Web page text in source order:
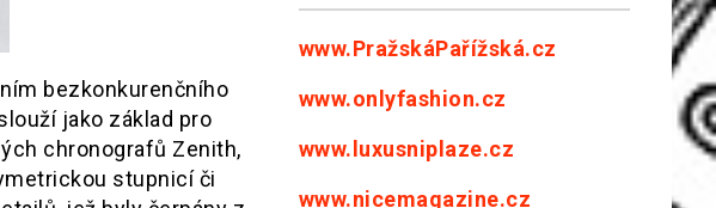
bezkonkurenčního
jako základ pro
chronografů Zenith,
stupnicí či
www.PražskáPařížská.cz
www.onlyfashion.cz
www.luxusniplaze.cz
www.nicemagazine.cz